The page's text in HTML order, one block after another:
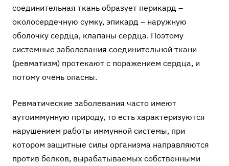
соединительная ткань образует перикард –
околосердечную сумку, эпикард – наружную
оболочку сердца, клапаны сердца. Поэтому
системные заболевания соединительной ткани
(ревматизм) протекают с поражением сердца, и
потому очень опасны.
Ревматические заболевания часто имеют
аутоиммунную природу, то есть характеризуются
нарушением работы иммунной системы, при
котором защитные силы организма направляются
против белков, вырабатываемых собственными